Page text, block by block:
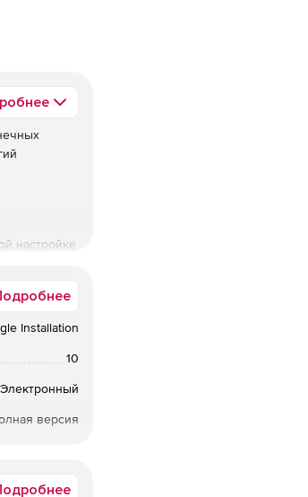
настройке
политики с
Installation
10
Электронный
версия